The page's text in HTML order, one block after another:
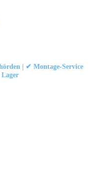
| ✔ Montage-Service
Lager